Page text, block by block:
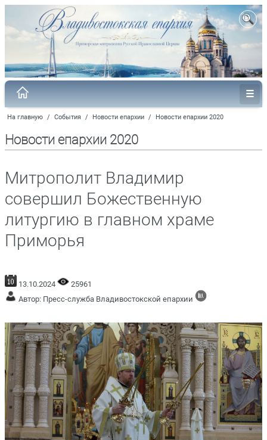
На главную / События / Новости епархии / Новости епархии 2020
Новости епархии 2020
Митрополит Владимир
совершил Божественную
литургию в главном храме
Приморья
13.10.2024
25961
Автор: Пресс-служба Владивостокской епархии